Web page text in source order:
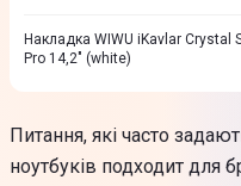
Накладка WIWU iKavlar Crystal
Pro 14,2" (white)
Питання, які часто
ноутбуків подходит для